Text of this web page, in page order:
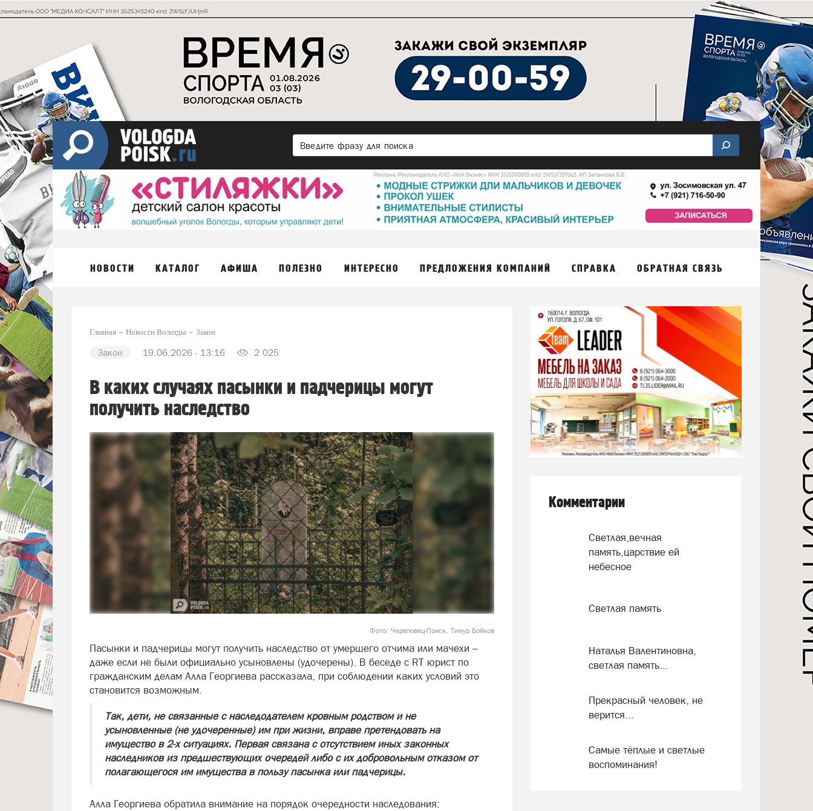
НОВОСТИ КАТАЛОГ АФИША ПОЛЕЗНО ИНТЕРЕСНО ПРЕДЛОЖЕНИЯ КОМПАНИЙ СПРАВКА ОБРАТНАЯ СВЯЗЬ
Главная Новости Вологды Закон
Закон 19.06.2026 - 13:16 2 025
В каких случаях пасынки и падчерицы могут
получить наследство
Фото: Череповец-Поиск, Тимур Бойков
Пасынки и падчерицы могут получить наследство от умершего отчима или мачехи –
даже если не были официально усыновлены (удочерены). В беседе с RT юрист по
гражданским делам Алла Георгиева рассказала, при соблюдении каких условий это
становится возможным.
Так, дети, не связанные с наследодателем кровным родством и не
усыновленные (не удочеренные) им при жизни, вправе претендовать на
имущество в 2-х ситуациях. Первая связана с отсутствием иных законных
наследников из предшествующих очередей либо с их добровольным отказом от
полагающегося им имущества в пользу пасынка или падчерицы.
Алла Георгиева обратила внимание на порядок очередности наследования:
Комментарии
Светлая,вечная
память,царствие ей
небесное
Светлая память
Наталья Валентиновна,
светлая память...
Прекрасный человек, не
верится...
Самые тёплые и светлые
воспоминания!